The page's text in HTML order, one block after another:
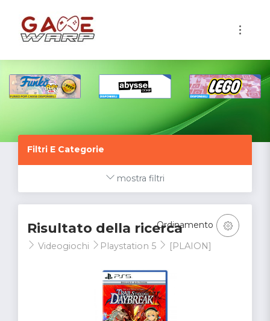
Filtri E Categorie
mostra filtri
Risultato della ricerca
Videogiochi Playstation 5 [PLAION]
Ordinamento